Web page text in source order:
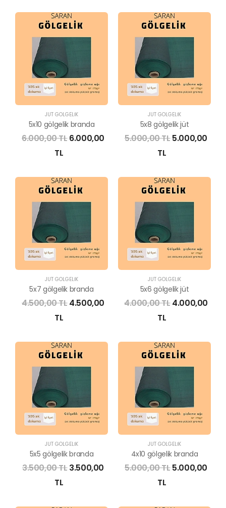
JÜT GÖLGELİK
5x10 gölgelik branda
6.000,00 TL6.000,00
TL
JÜT GÖLGELİK
5x8 gölgelik jüt
5.000,00 TL5.000,00
TL
JÜT GÖLGELİK
5x7 gölgelik branda
4.500,00 TL4.500,00
TL
JÜT GÖLGELİK
5x6 gölgelik jüt
4.000,00 TL4.000,00
TL
JÜT GÖLGELİK
5x5 gölgelik branda
3.500,00 TL3.500,00
TL
JÜT GÖLGELİK
4x10 gölgelik branda
5.000,00 TL5.000,00
TL